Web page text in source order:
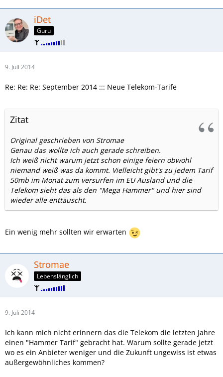
iDet
Guru
9. Juli 2014
Re: Re: Re: September 2014 ::: Neue Telekom-Tarife
Zitat
Original geschrieben von Stromae
Genau das wollte ich auch gerade schreiben.
Ich weiß nicht warum jetzt schon einige feiern obwohl
niemand weiß was da kommt. Vielleicht gibt's zu jedem Tarif
50mb im Monat zum versurfen im EU Ausland und die
Telekom sieht das als den "Mega Hammer" und hier sind
wieder alle enttäuscht.
Ein wenig mehr sollten wir erwarten
Stromae
Lebenslänglich
9. Juli 2014
Ich kann mich nicht erinnern das die Telekom die letzten Jahre
einen "Hammer Tarif" gebracht hat. Warum sollte gerade jetzt
wo es ein Anbieter weniger und die Zukunft ungewiss ist etwas
außergewöhnliches kommen?